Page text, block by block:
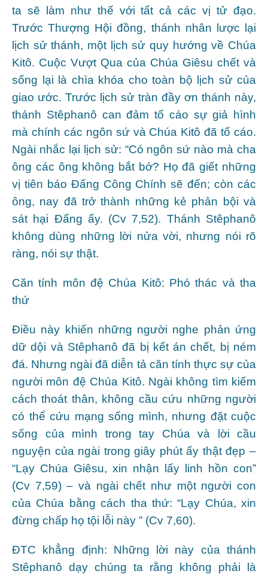
ta sẽ làm như thế với tất cả các vị tử đạo.
Trước Thượng Hội đồng, thánh nhân lược lại
lịch sử thánh, một lịch sử quy hướng về Chúa
Kitô. Cuộc Vượt Qua của Chúa Giêsu chết và
sống lại là chìa khóa cho toàn bộ lịch sử của
giao ước. Trước lịch sử tràn đầy ơn thánh này,
thánh Stêphanô can đảm tố cáo sự giả hình
mà chính các ngôn sứ và Chúa Kitô đã tố cáo.
Ngài nhắc lại lịch sử: “Có ngôn sứ nào mà cha
ông các ông không bắt bớ? Họ đã giết những
vị tiên báo Đấng Công Chính sẽ đến; còn các
ông, nay đã trở thành những kẻ phản bội và
sát hại Đấng ấy. (Cv 7,52). Thánh Stêphanô
không dùng những lời nửa vời, nhưng nói rõ
ràng, nói sự thật.
Căn tính môn đệ Chúa Kitô: Phó thác và tha
thứ
Điều này khiến những người nghe phản ứng
dữ dội và Stêphanô đã bị kết án chết, bị ném
đá. Nhưng ngài đã diễn tả căn tính thực sự của
người môn đệ Chúa Kitô. Ngài không tìm kiếm
cách thoát thân, không cầu cứu những người
có thể cứu mạng sống mình, nhưng đặt cuộc
sống của mình trong tay Chúa và lời cầu
nguyện của ngài trong giây phút ấy thật đẹp –
“Lạy Chúa Giêsu, xin nhận lấy linh hồn con”
(Cv 7,59) – và ngài chết như một người con
của Chúa bằng cách tha thứ: “Lạy Chúa, xin
đừng chấp họ tội lỗi này ” (Cv 7,60).
ĐTC khẳng định: Những lời này của thánh
Stêphanô dạy chúng ta rằng không phải là